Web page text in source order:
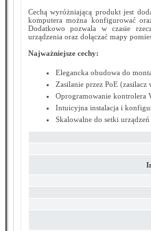
Cechą wyróżniającą produkt jest
komputera można konfigurować
Dodatkowo pozwala w czasie
urządzenia oraz dołączać mapy
Najważniejsze cechy:
Elegancka obudowa do
Zasilanie przez PoE (zasilacz
Oprogramowanie kontrolera
Intuicyjna instalacja i
Skalowalne do setki